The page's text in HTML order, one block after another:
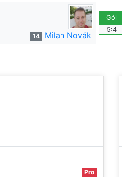
14 Milan Novák
Gól
5:4
Pro